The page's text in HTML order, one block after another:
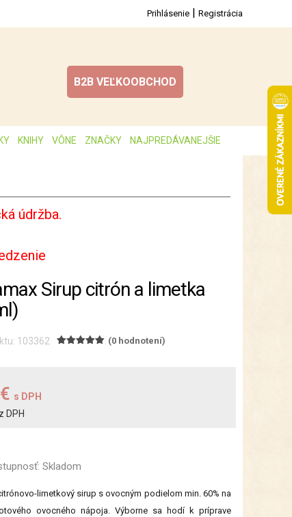
Prihlásenie | Registrácia
B2B VEĽKOOBCHOD
KNIHY VÔNE ZNAČKY NAJPREDÁVANEJŠIE
údržba.
Sirup citrón a limetka
103362 (0 hodnotení)
s DPH
DPH
Skladom
limetkový sirup s ovocným podielom min. 60% na
ovocného nápoja. Výborne sa hodí k príprave